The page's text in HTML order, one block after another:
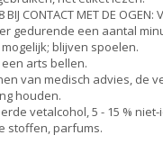
BIJ CONTACT MET DE
gedurende een aantal
blijven spoelen.
arts bellen.
van medisch advies, de
houden.
vetalcohol, 5 - 15 %
stoffen, parfums.